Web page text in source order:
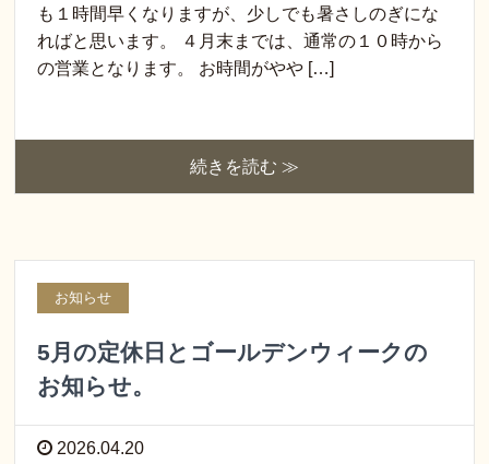
も１時間早くなりますが、少しでも暑さしのぎにな
ればと思います。 ４月末までは、通常の１０時から
の営業となります。 お時間がやや […]
続きを読む ≫
お知らせ
5月の定休日とゴールデンウィークの
お知らせ。
2026.04.20